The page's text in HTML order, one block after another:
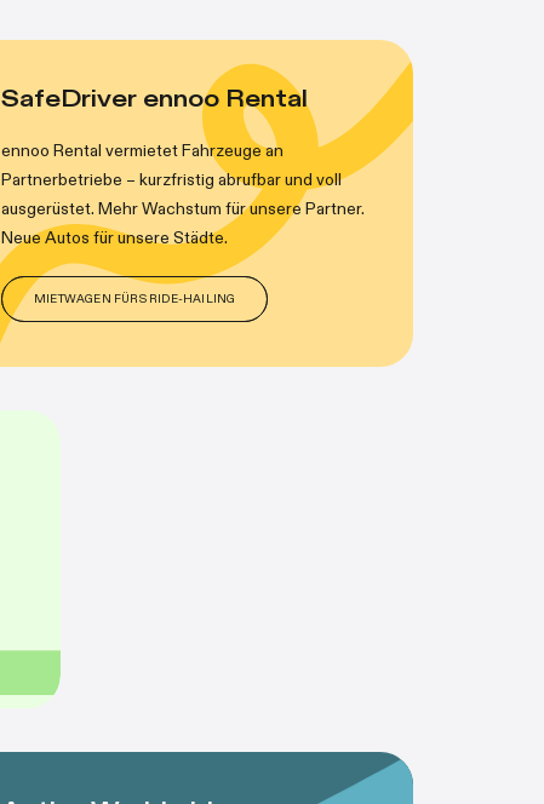
SafeDriver ennoo Rental
ennoo Rental vermietet Fahrzeuge an
Partnerbetriebe – kurzfristig abrufbar und voll
ausgerüstet. Mehr Wachstum für unsere Partner.
Neue Autos für unsere Städte.
MIETWAGEN FÜRS RIDE-HAILING